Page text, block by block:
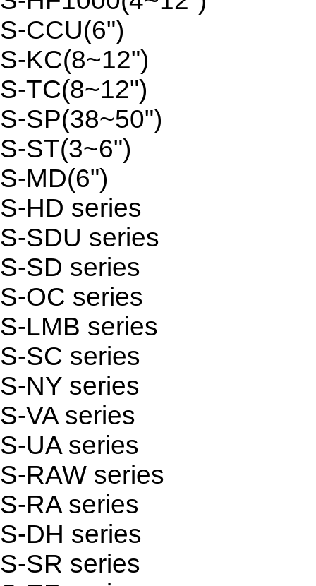
S-CCU(6")
S-KC(8~12")
S-TC(8~12")
S-SP(38~50")
S-ST(3~6")
S-MD(6")
S-HD series
S-SDU series
S-SD series
S-OC series
S-LMB series
S-SC series
S-NY series
S-VA series
S-UA series
S-RAW series
S-RA series
S-DH series
S-SR series